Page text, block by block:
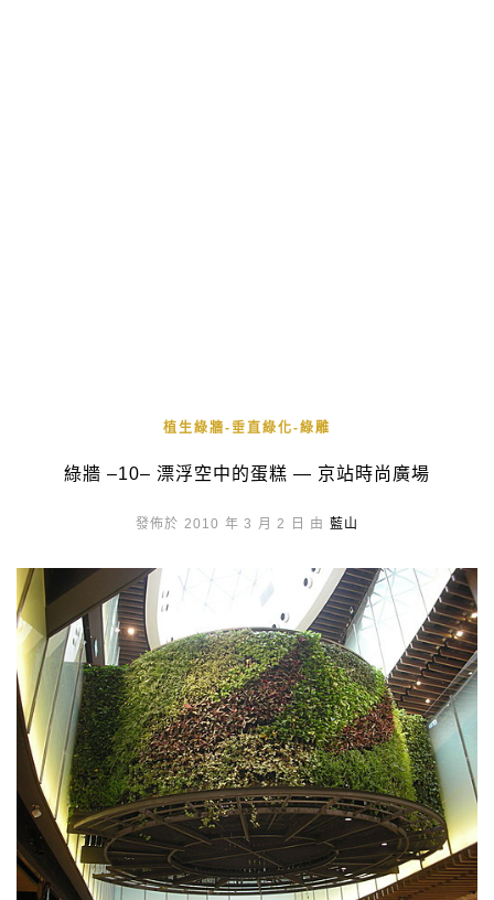
植生綠牆-垂直綠化-綠雕
綠牆 –10– 漂浮空中的蛋糕 — 京站時尚廣場
發佈於 2010 年 3 月 2 日 由 藍山